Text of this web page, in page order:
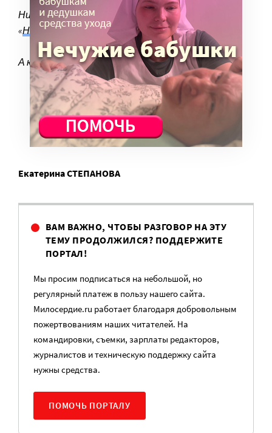
Нина Михайловна осталась читать журнал
«Нескучный сад»
А кто-то пошел гулять на улицу
Екатерина СТЕПАНОВА
ВАМ ВАЖНО, ЧТОБЫ РАЗГОВОР НА ЭТУ
ТЕМУ ПРОДОЛЖИЛСЯ? ПОДДЕРЖИТЕ
ПОРТАЛ!
Мы просим подписаться на небольшой, но
регулярный платеж в пользу нашего сайта.
Милосердие.ru работает благодаря добровольным
пожертвованиям наших читателей. На
командировки, съемки, зарплаты редакторов,
журналистов и техническую поддержку сайта
нужны средства.
ПОМОЧЬ ПОРТАЛУ